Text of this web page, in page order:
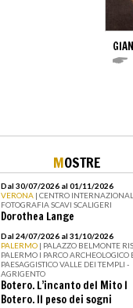
MOSTRE
Dal 30/07/2026 al 01/11/2026
VERONA | CENTRO
FOTOGRAFIA SCAVI SCALIGERI
Dorothea Lange
Dal 24/07/2026 al 31/10/2026
PALERMO | PALAZZO BELMONTE
PALERMO I PARCO ARCHEOLOGICO
PAESAGGISTICO VALLE DEI TEMPLI -
AGRIGENTO
Botero. L’incanto del Mito I
Botero. Il peso dei sogni